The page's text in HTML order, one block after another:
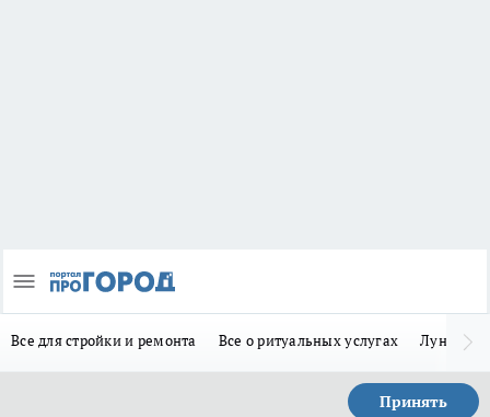
Все для стройки и ремонта Все о ритуальных услугах Лунно-
Принять